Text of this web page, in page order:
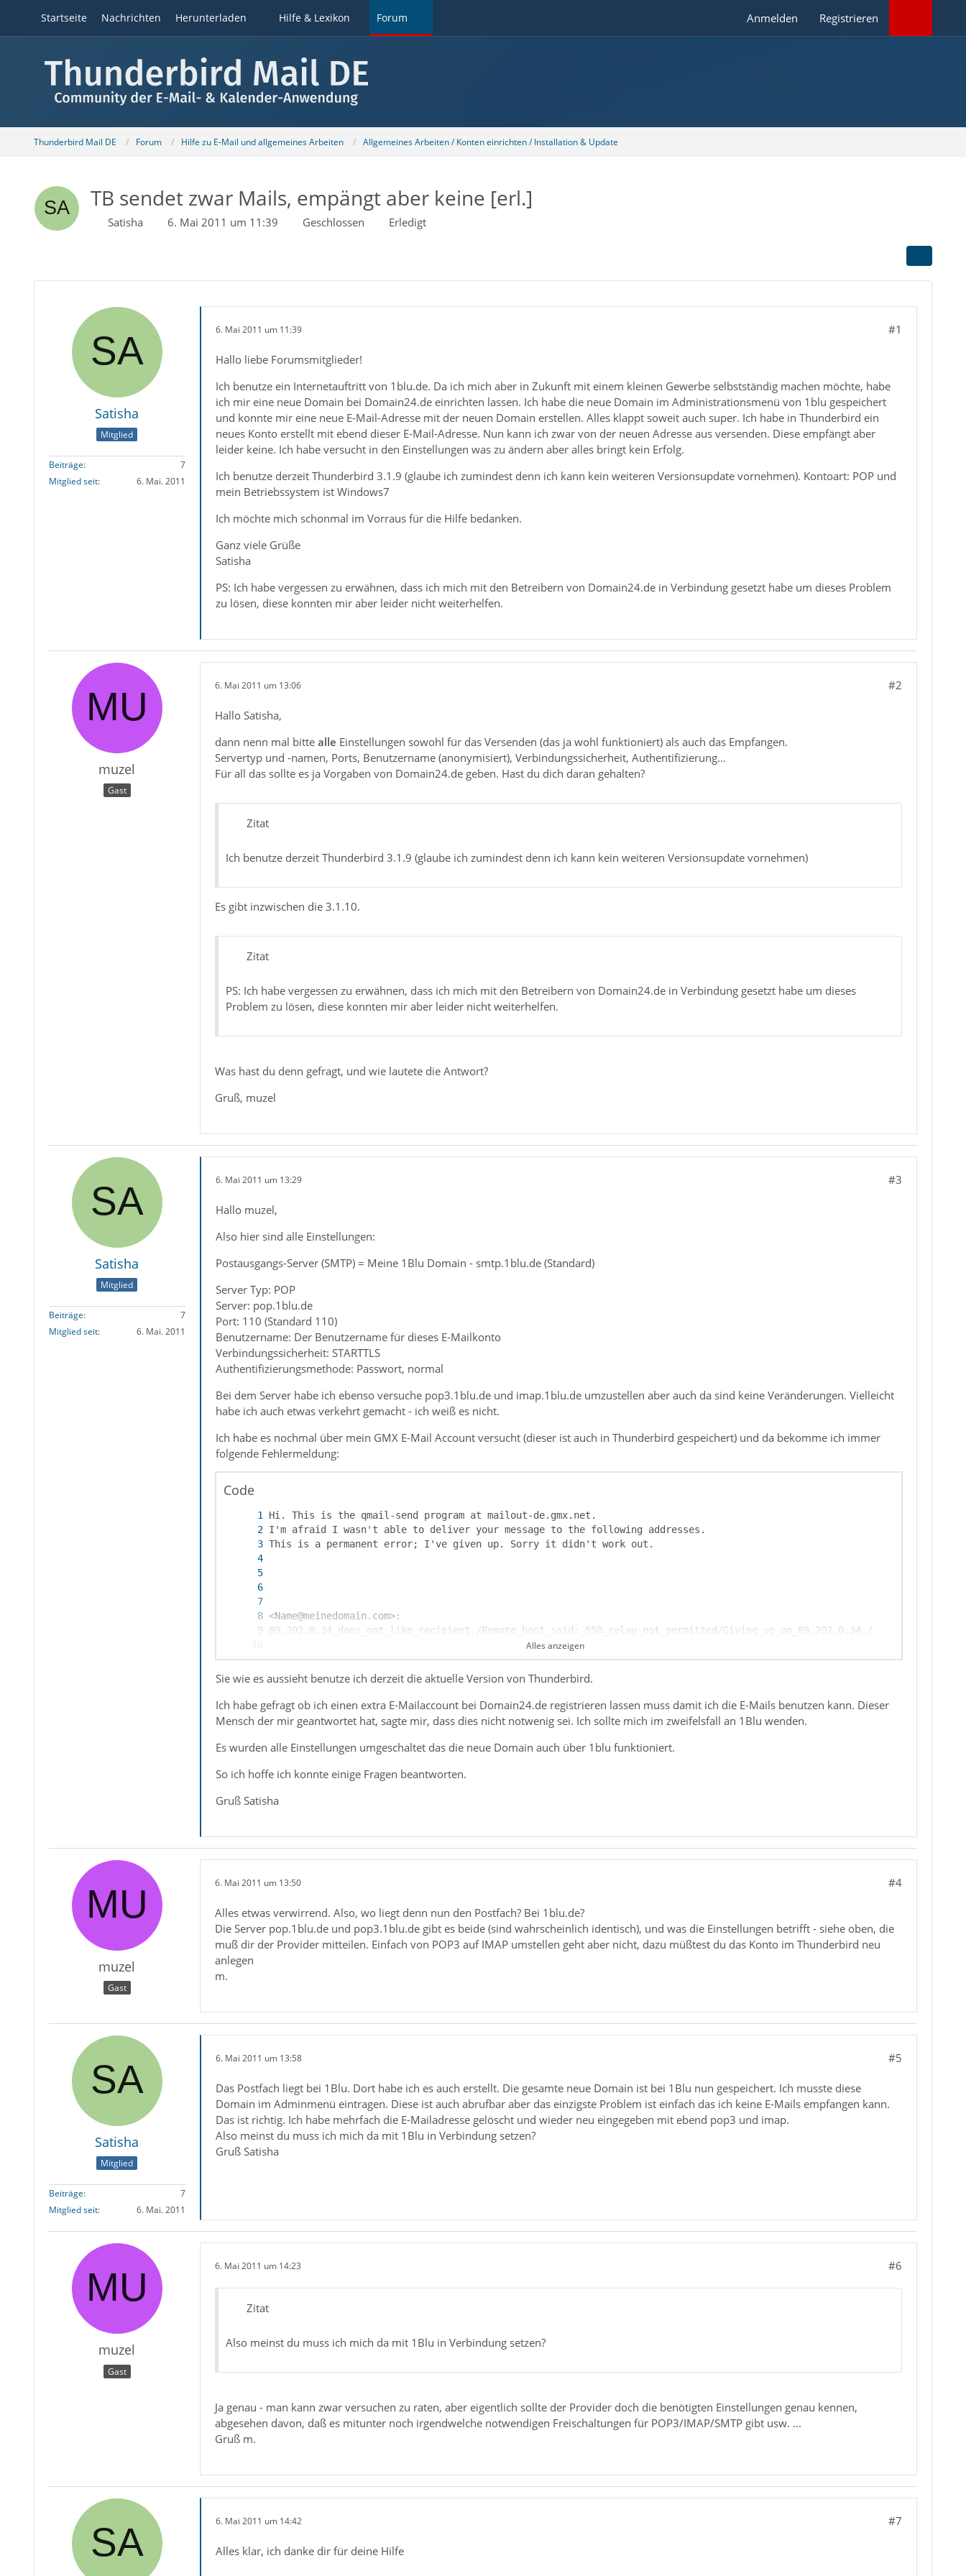
Startseite Nachrichten Herunterladen Hilfe & Lexikon Forum Anmelden Registrieren
Thunderbird Mail DE Forum Hilfe zu E-Mail und allgemeines Arbeiten Allgemeines Arbeiten / Konten einrichten / Installation & Update
TB sendet zwar Mails, empängt aber keine [erl.]
Satisha 6. Mai 2011 um 11:39 Geschlossen Erledigt
Satisha
Mitglied
Beiträge
7
Mitglied seit
6. Mai. 2011
6. Mai 2011 um 11:39 #1
Hallo liebe Forumsmitglieder!
Ich benutze ein Internetauftritt von 1blu.de. Da ich mich aber in Zukunft mit einem kleinen Gewerbe selbstständig machen möchte, habe
ich mir eine neue Domain bei Domain24.de einrichten lassen. Ich habe die neue Domain im Administrationsmenü von 1blu gespeichert
und konnte mir eine neue E-Mail-Adresse mit der neuen Domain erstellen. Alles klappt soweit auch super. Ich habe in Thunderbird ein
neues Konto erstellt mit ebend dieser E-Mail-Adresse. Nun kann ich zwar von der neuen Adresse aus versenden. Diese empfängt aber
leider keine. Ich habe versucht in den Einstellungen was zu ändern aber alles bringt kein Erfolg.
Ich benutze derzeit Thunderbird 3.1.9 (glaube ich zumindest denn ich kann kein weiteren Versionsupdate vornehmen). Kontoart: POP und
mein Betriebssystem ist Windows7
Ich möchte mich schonmal im Vorraus für die Hilfe bedanken.
Ganz viele Grüße
Satisha
PS: Ich habe vergessen zu erwähnen, dass ich mich mit den Betreibern von Domain24.de in Verbindung gesetzt habe um dieses Problem
zu lösen, diese konnten mir aber leider nicht weiterhelfen.
muzel
Gast
6. Mai 2011 um 13:06 #2
Hallo Satisha,
dann nenn mal bitte alle Einstellungen sowohl für das Versenden (das ja wohl funktioniert) als auch das Empfangen.
Servertyp und -namen, Ports, Benutzername (anonymisiert), Verbindungssicherheit, Authentifizierung...
Für all das sollte es ja Vorgaben von Domain24.de geben. Hast du dich daran gehalten?
Zitat
Ich benutze derzeit Thunderbird 3.1.9 (glaube ich zumindest denn ich kann kein weiteren Versionsupdate vornehmen)
Es gibt inzwischen die 3.1.10.
Zitat
PS: Ich habe vergessen zu erwähnen, dass ich mich mit den Betreibern von Domain24.de in Verbindung gesetzt habe um dieses
Problem zu lösen, diese konnten mir aber leider nicht weiterhelfen.
Was hast du denn gefragt, und wie lautete die Antwort?
Gruß, muzel
Satisha
Mitglied
Beiträge
7
Mitglied seit
6. Mai. 2011
6. Mai 2011 um 13:29 #3
Hallo muzel,
Also hier sind alle Einstellungen:
Postausgangs-Server (SMTP) = Meine 1Blu Domain - smtp.1blu.de (Standard)
Server Typ: POP
Server: pop.1blu.de
Port: 110 (Standard 110)
Benutzername: Der Benutzername für dieses E-Mailkonto
Verbindungssicherheit: STARTTLS
Authentifizierungsmethode: Passwort, normal
Bei dem Server habe ich ebenso versuche pop3.1blu.de und imap.1blu.de umzustellen aber auch da sind keine Veränderungen. Vielleicht
habe ich auch etwas verkehrt gemacht - ich weiß es nicht.
Ich habe es nochmal über mein GMX E-Mail Account versucht (dieser ist auch in Thunderbird gespeichert) und da bekomme ich immer
folgende Fehlermeldung:
Code
--- Below this line is a copy of the message.
X-Provags-ID: V01U2FsdGVkX185kSl+qjI5KQGgpxxhKjEq8ToIGzhwklVI+jG0um
	R7A8ssgfn3exiO
MIME-Version: 1.0
Alles anzeigen
Sie wie es aussieht benutze ich derzeit die aktuelle Version von Thunderbird.
Ich habe gefragt ob ich einen extra E-Mailaccount bei Domain24.de registrieren lassen muss damit ich die E-Mails benutzen kann. Dieser
Mensch der mir geantwortet hat, sagte mir, dass dies nicht notwenig sei. Ich sollte mich im zweifelsfall an 1Blu wenden.
Es wurden alle Einstellungen umgeschaltet das die neue Domain auch über 1blu funktioniert.
So ich hoffe ich konnte einige Fragen beantworten.
Gruß Satisha
muzel
Gast
6. Mai 2011 um 13:50 #4
Alles etwas verwirrend. Also, wo liegt denn nun den Postfach? Bei 1blu.de?
Die Server pop.1blu.de und pop3.1blu.de gibt es beide (sind wahrscheinlich identisch), und was die Einstellungen betrifft - siehe oben, die
muß dir der Provider mitteilen. Einfach von POP3 auf IMAP umstellen geht aber nicht, dazu müßtest du das Konto im Thunderbird neu
anlegen
m.
Satisha
Mitglied
Beiträge
7
Mitglied seit
6. Mai. 2011
6. Mai 2011 um 13:58 #5
Das Postfach liegt bei 1Blu. Dort habe ich es auch erstellt. Die gesamte neue Domain ist bei 1Blu nun gespeichert. Ich musste diese
Domain im Adminmenü eintragen. Diese ist auch abrufbar aber das einzigste Problem ist einfach das ich keine E-Mails empfangen kann.
Das ist richtig. Ich habe mehrfach die E-Mailadresse gelöscht und wieder neu eingegeben mit ebend pop3 und imap.
Also meinst du muss ich mich da mit 1Blu in Verbindung setzen?
Gruß Satisha
muzel
Gast
6. Mai 2011 um 14:23 #6
Zitat
Also meinst du muss ich mich da mit 1Blu in Verbindung setzen?
Ja genau - man kann zwar versuchen zu raten, aber eigentlich sollte der Provider doch die benötigten Einstellungen genau kennen,
abgesehen davon, daß es mitunter noch irgendwelche notwendigen Freischaltungen für POP3/IMAP/SMTP gibt usw. ...
Gruß m.
6. Mai 2011 um 14:42 #7
Alles klar, ich danke dir für deine Hilfe